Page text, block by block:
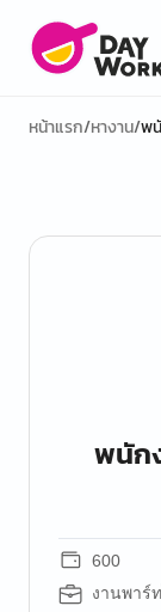
หน้าแรก/หางาน/พ
พนัก
600
งานพาร์